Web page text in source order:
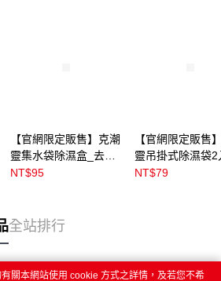
【官網限定販售】克潮
靈集水袋除濕盒_去霉
味
NT$95
【官網限定販售
靈吊掛式除濕袋2
霉味
NT$79
全站排行
關本網站使用 cookie 方式之詳情，及若您不希